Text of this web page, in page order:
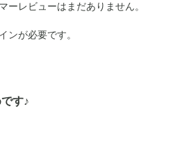
ーレビューはまだありません。
ンが必要です。
す♪